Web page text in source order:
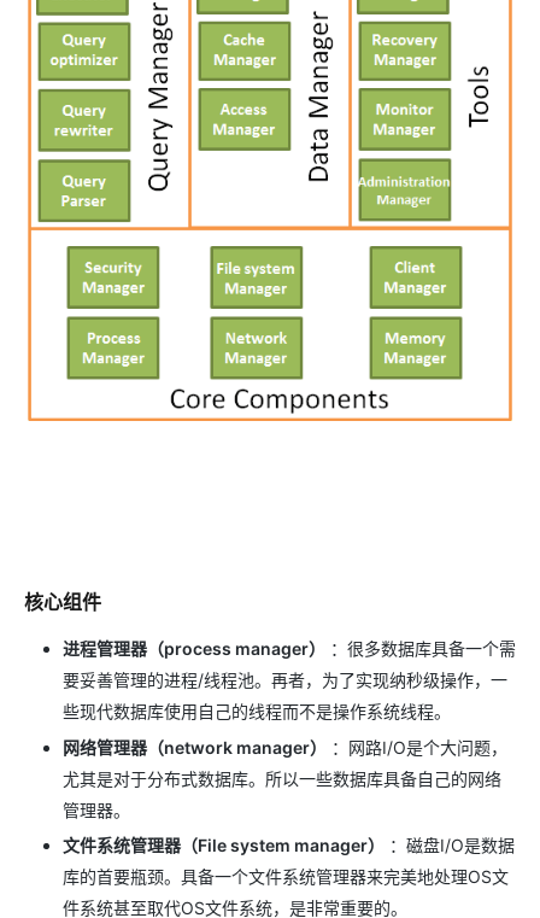
核心组件
进程管理器（process manager）
：很多数据库具备一个需
要妥善管理的进程/线程池。再者，为了实现纳秒级操作，一
些现代数据库使用自己的线程而不是操作系统线程。
网络管理器（network manager）
：网路I/O是个大问题，
尤其是对于分布式数据库。所以一些数据库具备自己的网络
管理器。
文件系统管理器（File system manager）
：磁盘I/O是数据
库的首要瓶颈。具备一个文件系统管理器来完美地处理OS文
件系统甚至取代OS文件系统，是非常重要的。